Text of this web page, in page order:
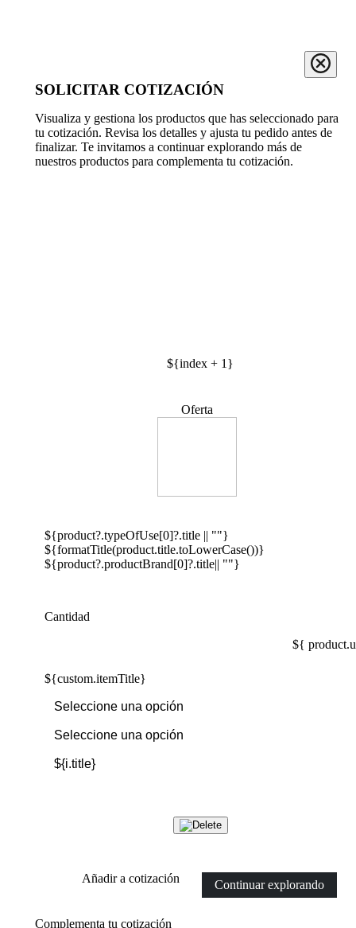
SOLICITAR COTIZACIÓN
Visualiza y gestiona los productos que has seleccionado para
tu cotización. Revisa los detalles y ajusta tu pedido antes de
finalizar. Te invitamos a continuar explorando más de
nuestros productos para complementa tu cotización.
${index + 1}
Oferta
${product?.typeOfUse[0]?.title || ""}
${formatTitle(product.title.toLowerCase())}
${product?.productBrand[0]?.title|| ""}
Cantidad
${
${custom.itemTitle}
Añadir a cotización Continuar explorando
Complementa tu cotización